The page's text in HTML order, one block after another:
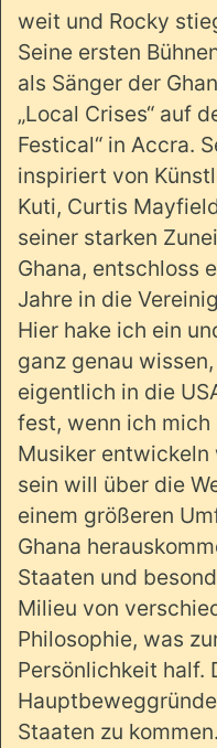
weit und Rocky
Seine ersten
als Sänger der
„Local Crises“ auf
Festical“ in Accra.
inspiriert von
Kuti, Curtis
seiner starken
Ghana, entschloss
Jahre in die
Hier hake ich ein
ganz genau
eigentlich in die
fest, wenn ich mich
Musiker
sein will über die
einem größeren
Ghana
Staaten und
Milieu von
Philosophie, was
Persönlichkeit half.
Staaten zu